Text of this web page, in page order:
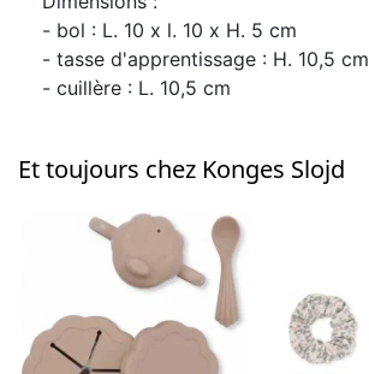
- bol : L. 10 x l. 10 x H. 5 cm
- tasse d'apprentissage : H. 10,5 cm
- cuillère : L. 10,5 cm
Et toujours chez Konges Slojd